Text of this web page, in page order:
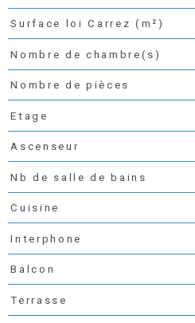
Surface loi Carrez (m²)
Nombre de chambre(s)
Nombre de pièces
Etage
Ascenseur
Nb de salle de bains
Cuisine
Interphone
Balcon
Terrasse